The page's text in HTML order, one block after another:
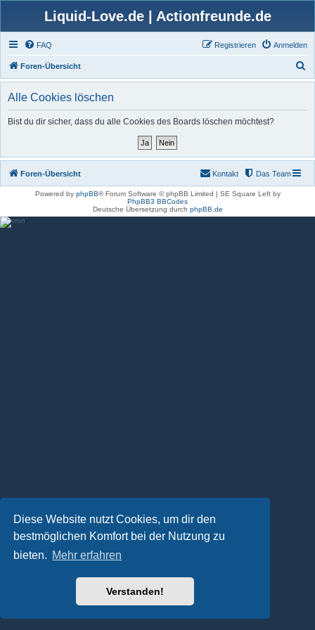
Diese Website nutzt Cookies, um dir den
bestmöglichen Komfort bei der Nutzung zu
bieten. Mehr erfahren
Verstanden!
Liquid-Love.de | Actionfreunde.de
FAQ Anmelden
Registrieren
Foren-Übersicht
u
Alle Cookies löschen
Bist du dir sicher, dass du alle Cookies des Boards löschen möchtest?
Foren-Übersicht Das Team
Kontakt
Powered by phpBB® Forum Software © phpBB Limited | SE Square Left by
PhpBB3 BBCodes
Deutsche Übersetzung durch phpBB.de